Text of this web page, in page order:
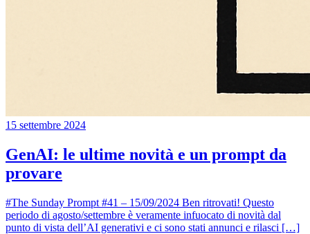
15 settembre 2024
GenAI: le ultime novità e un prompt da
provare
#The Sunday Prompt #41 – 15/09/2024 Ben ritrovati! Questo
periodo di agosto/settembre è veramente infuocato di novità dal
punto di vista dell’AI generativi e ci sono stati annunci e rilasci […]